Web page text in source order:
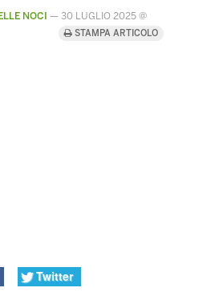
NOCI — 30 LUGLIO 2025 @
STAMPA ARTICOLO
Twitter